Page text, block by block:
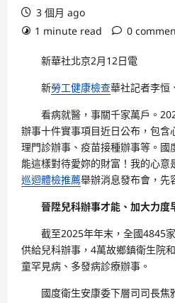
3 個月 ago
1 minute read
0
新華社北京2月12日電
新勞工健康檢查華社記者李恒
看病就醫，事關千家萬戶。
辦事十件實事項目近日公布，包含
理門診辦事、疫苗接種辦事等。
能這樣對待愛妳的財富！我的心意
巡迴體檢推薦舉辦消息發布會，先
晉陞兒科辦事才能、加大力度
截至2025年年末，全國4845
供給兒科辦事，4萬故鄉鎮衛生院
童罕見病、多發病診療辦事。
國度衛生安康委下層司司長